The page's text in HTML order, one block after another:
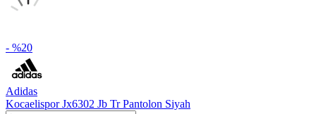
- %20
Adidas
Kocaelispor Jx6302 Jb Tr Pantolon Siyah